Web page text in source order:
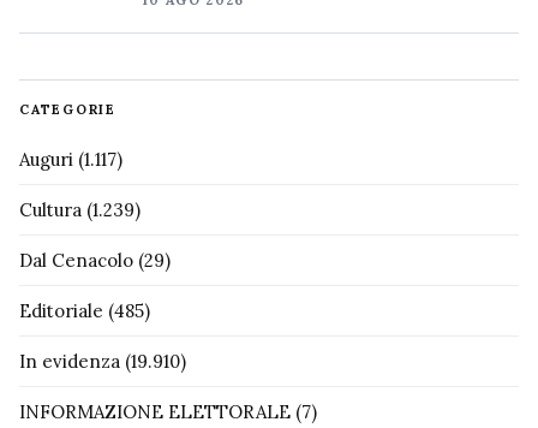
CATEGORIE
Auguri (1.117)
Cultura (1.239)
Dal Cenacolo (29)
Editoriale (485)
In evidenza (19.910)
INFORMAZIONE ELETTORALE (7)